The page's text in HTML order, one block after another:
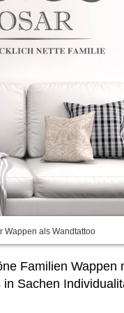
Wappen als Wandtattoo
Familien
Sachen